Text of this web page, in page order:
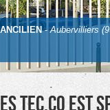
-Aubervilliers